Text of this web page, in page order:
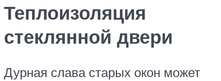
Теплоизоляция
стеклянной двери
Дурная слава старых окон может